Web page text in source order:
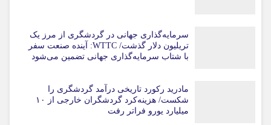
سرمایه‌گذاری جهانی در گردشگری از مرز یک
تریلیون دلار گذشت/ WTTC: آینده صنعت سفر
با شتاب سرمایه‌گذاری جهانی تضمین می‌شود
مادرید رکورد تاریخی درآمد گردشگری را
شکست/ هزینه‌کرد گردشگران خارجی از ۱۰
میلیارد یورو فراتر رفت